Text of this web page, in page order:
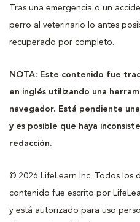
Tras una emergencia o un
perro al veterinario lo antes
recuperado por completo.
NOTA: Este contenido fue
en inglés utilizando una
navegador. Está pendiente
y es posible que haya
redacción.
© 2026 LifeLearn Inc. Todos los
contenido fue escrito por
y está autorizado para uso